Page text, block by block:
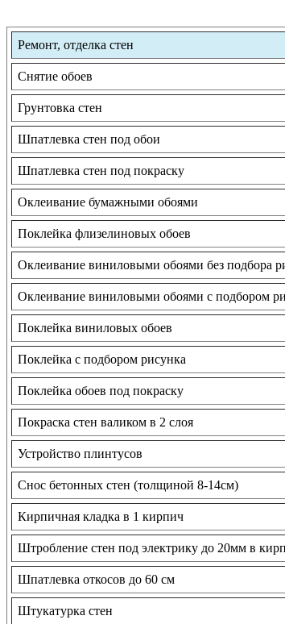
Ремонт, отделка стен
Снятие обоев
Грунтовка стен
Шпатлевка стен под обои
Шпатлевка стен под покраску
Оклеивание бумажными обоями
Поклейка флизелиновых обоев
Оклеивание виниловыми обоями без подбора
Оклеивание виниловыми обоями с подбором
Поклейка виниловых обоев
Поклейка с подбором рисунка
Поклейка обоев под покраску
Покраска стен валиком в 2 слоя
Устройство плинтусов
Снос бетонных стен (толщиной 8-14см)
Кирпичная кладка в 1 кирпич
Штробление стен под электрику до 20мм в
Шпатлевка откосов до 60 см
Штукатурка стен